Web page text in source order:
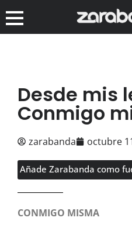
Desde mis
Conmigo
zarabanda octubre
Añade Zarabanda como
CONMIGO MISMA